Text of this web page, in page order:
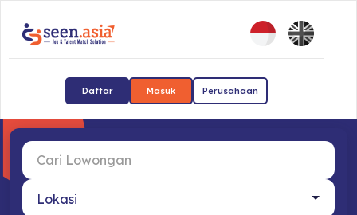
Daftar Masuk Perusahaan